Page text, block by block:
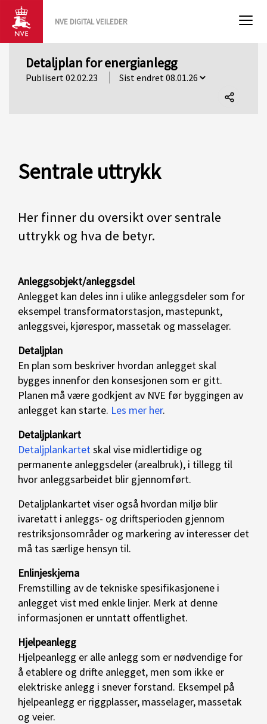
NVE DIGITAL VEILEDER
Detaljplan for energianlegg
Publisert 02.02.23
Sentrale uttrykk
Her finner du oversikt over sentrale
uttrykk og hva de betyr.
Anleggsobjekt/anleggsdel
Anlegget kan deles inn i ulike anleggsdeler som for
eksempel transformatorstasjon, mastepunkt,
anleggsvei, kjørespor, massetak og masselager.
Detaljplan
En plan som beskriver hvordan anlegget skal
bygges innenfor den konsesjonen som er gitt.
Planen må være godkjent av NVE før byggingen av
anlegget kan starte. Les mer her.
Detaljplankart
Detaljplankartetskal vise midlertidige og
permanente anleggsdeler (arealbruk), i tillegg til
hvor anleggsarbeidet blir gjennomført.
Detaljplankartet viser også hvordan miljø blir
ivaretatt i anleggs- og driftsperioden gjennom
restriksjonsområder og markering av interesser det
må tas særlige hensyn til.
Enlinjeskjema
Fremstilling av de tekniske spesifikasjonene i
anlegget vist med enkle linjer. Merk at denne
informasjonen er unntatt offentlighet.
Hjelpeanlegg
Hjelpeanlegg er alle anlegg som er nødvendige for
å etablere og drifte anlegget, men som ikke er
elektriske anlegg i snever forstand. Eksempel på
hjelpeanlegg er riggplasser, masselager, massetak
og veier.